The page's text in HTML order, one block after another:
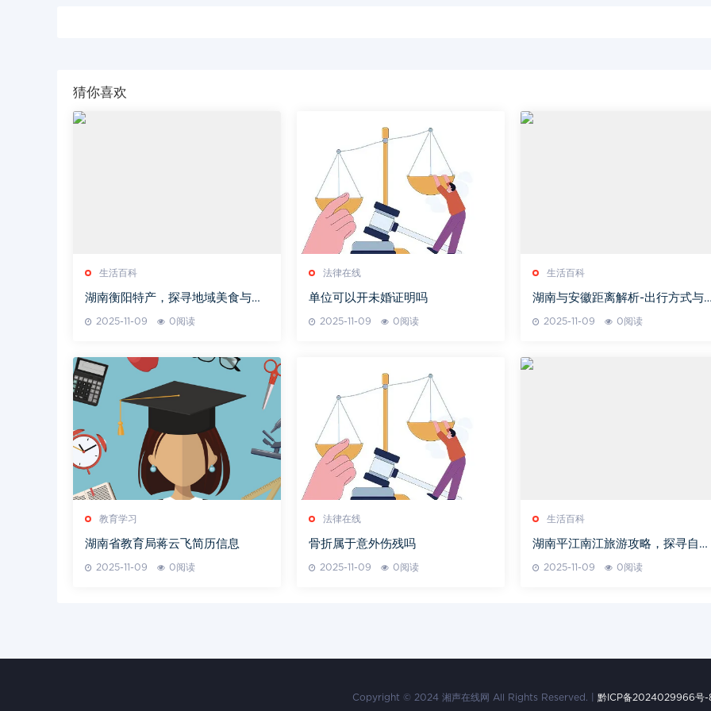
猜你喜欢
生活百科
湖南衡阳特产，探寻地域美食与文
2025-11-09 0阅读
法律在线
单位可以开未婚证明吗
2025-11-09 0阅读
生活百科
湖南与安徽距离解析-出行方式与
2025-11-09 0阅读
教育学习
湖南省教育局蒋云飞简历信息
2025-11-09 0阅读
法律在线
骨折属于意外伤残吗
2025-11-09 0阅读
生活百科
湖南平江南江旅游攻略，探寻自然
与历史的完美交融
2025-11-09 0阅读
Copyright © 2024 湘声在线网 All Rights Reserved. | 黔ICP备2024029966号-